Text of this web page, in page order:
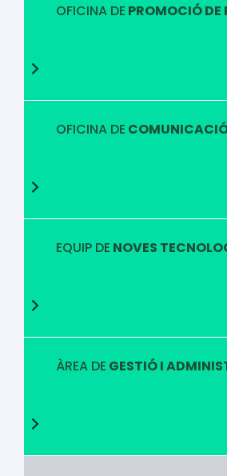
OFICINA DE PROMOCIÓ DE
OFICINA DE
EQUIP DE NOVES
ÀREA DE GESTIÓ I